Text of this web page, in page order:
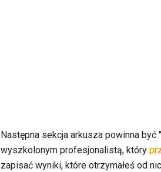
Następna sekcja arkusza powinna
wyszkolonym profesjonalistą, który
zapisać wyniki, które otrzymałeś od